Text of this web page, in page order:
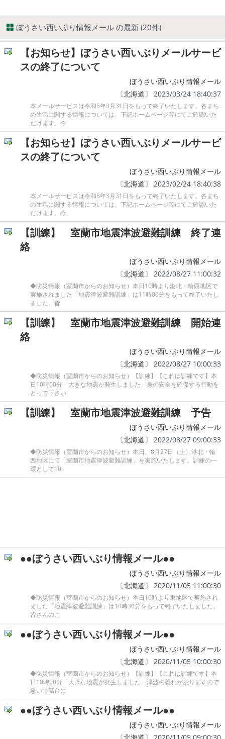
ぼうさい西いぶり情報メール の最新 (20件)
【お知らせ】ぼうさい西いぶりメールサービ
スの終了について
ぼうさい西いぶり情報メール
〔北海道〕 2023/03/24 18:40:37
本メールサービスは令和5年3月31日をもって終了いたします。各まち
の生活に関する情報については、下記ホームページ等にてご確認いた
だけます。今
【お知らせ】ぼうさい西いぶりメールサービ
スの終了について
ぼうさい西いぶり情報メール
〔北海道〕 2023/02/24 18:40:38
本メールサービスは令和5年3月31日をもって終了いたします。各まち
の生活に関する情報については、下記ホームページ等にてご確認いた
だけます。今
【訓練】 室蘭市地震津波避難訓練 終了連
絡
ぼうさい西いぶり情報メール
〔北海道〕 2022/08/27 11:00:32
◆防災情報（室蘭市からのお知らせ）本日10時より港北・輪西地区で
実施されました「地震津波避難訓練」は11時00分をもって終了いたし
ました。皆
【訓練】 室蘭市地震津波避難訓練 開始連
絡
ぼうさい西いぶり情報メール
〔北海道〕 2022/08/27 10:00:33
◆防災情報（室蘭市からのお知らせ）【訓練】【これは訓練です】本
日10時00分「大きな地震が発生しました」身の安全を確保する行動を
とって下さい
【訓練】 室蘭市地震津波避難訓練 予告
ぼうさい西いぶり情報メール
〔北海道〕 2022/08/27 09:00:33
◆防災情報（室蘭市からのお知らせ）本日、8月27日（土）港北・輪
西地区にて「室蘭市地震津波避難訓練」を実施いたします。訓練の一
環として10:
●●ぼうさい西いぶり情報メール●●
ぼうさい西いぶり情報メール
〔北海道〕 2020/11/05 11:00:30
◆防災情報（室蘭市からのお知らせ）本日10時より東地区で実施され
ました「地震津波避難訓練」は10時30分をもって終了いたしました。
皆さんのご
●●ぼうさい西いぶり情報メール●●
ぼうさい西いぶり情報メール
〔北海道〕 2020/11/05 10:00:30
◆防災情報（室蘭市からのお知らせ）【訓練】【これは訓練です】本
日10時00分「大きな地震が発生しました」津波の恐れがありますので
急いで高台に
●●ぼうさい西いぶり情報メール●●
ぼうさい西いぶり情報メール